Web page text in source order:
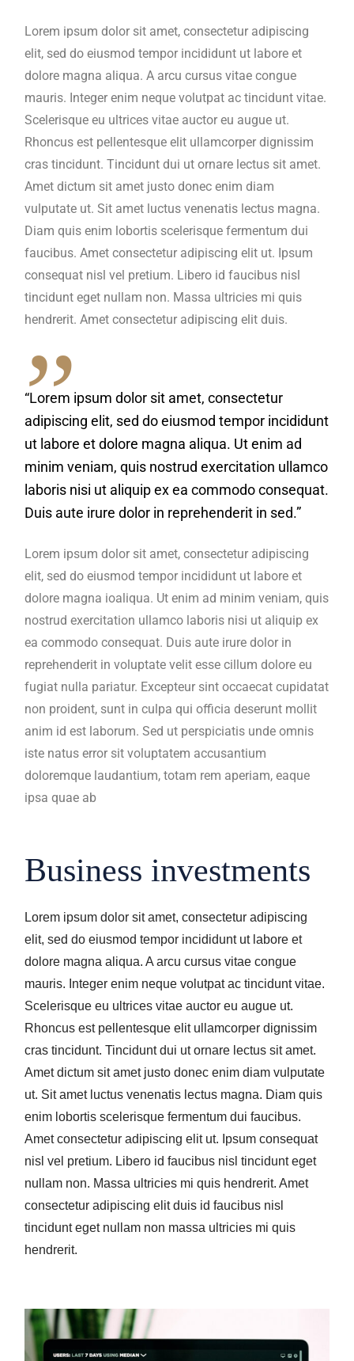
Lorem ipsum dolor sit amet, consectetur adipiscing
elit, sed do eiusmod tempor incididunt ut labore et
dolore magna aliqua. A arcu cursus vitae congue
mauris. Integer enim neque volutpat ac tincidunt vitae.
Scelerisque eu ultrices vitae auctor eu augue ut.
Rhoncus est pellentesque elit ullamcorper dignissim
cras tincidunt. Tincidunt dui ut ornare lectus sit amet.
Amet dictum sit amet justo donec enim diam
vulputate ut. Sit amet luctus venenatis lectus magna.
Diam quis enim lobortis scelerisque fermentum dui
faucibus. Amet consectetur adipiscing elit ut. Ipsum
consequat nisl vel pretium. Libero id faucibus nisl
tincidunt eget nullam non. Massa ultricies mi quis
hendrerit. Amet consectetur adipiscing elit duis.
“Lorem ipsum dolor sit amet, consectetur
adipiscing elit, sed do eiusmod tempor incididunt
ut labore et dolore magna aliqua. Ut enim ad
minim veniam, quis nostrud exercitation ullamco
laboris nisi ut aliquip ex ea commodo consequat.
Duis aute irure dolor in reprehenderit in sed.”
Lorem ipsum dolor sit amet, consectetur adipiscing
elit, sed do eiusmod tempor incididunt ut labore et
dolore magna ioaliqua. Ut enim ad minim veniam, quis
nostrud exercitation ullamco laboris nisi ut aliquip ex
ea commodo consequat. Duis aute irure dolor in
reprehenderit in voluptate velit esse cillum dolore eu
fugiat nulla pariatur. Excepteur sint occaecat cupidatat
non proident, sunt in culpa qui officia deserunt mollit
anim id est laborum. Sed ut perspiciatis unde omnis
iste natus error sit voluptatem accusantium
doloremque laudantium, totam rem aperiam, eaque
ipsa quae ab
Business investments
Lorem ipsum dolor sit amet, consectetur adipiscing
elit, sed do eiusmod tempor incididunt ut labore et
dolore magna aliqua. A arcu cursus vitae congue
mauris. Integer enim neque volutpat ac tincidunt vitae.
Scelerisque eu ultrices vitae auctor eu augue ut.
Rhoncus est pellentesque elit ullamcorper dignissim
cras tincidunt. Tincidunt dui ut ornare lectus sit amet.
Amet dictum sit amet justo donec enim diam vulputate
ut. Sit amet luctus venenatis lectus magna. Diam quis
enim lobortis scelerisque fermentum dui faucibus.
Amet consectetur adipiscing elit ut. Ipsum consequat
nisl vel pretium. Libero id faucibus nisl tincidunt eget
nullam non. Massa ultricies mi quis hendrerit. Amet
consectetur adipiscing elit duis id faucibus nisl
tincidunt eget nullam non massa ultricies mi quis
hendrerit.